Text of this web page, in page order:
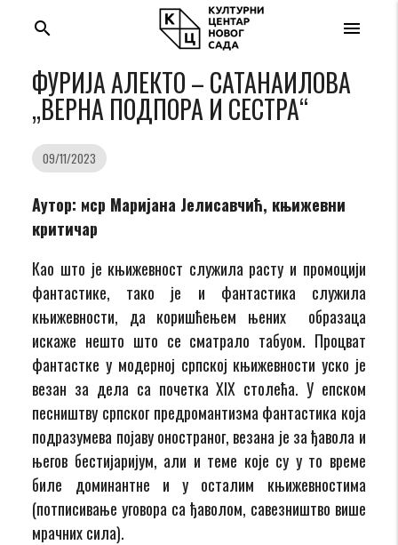
menu
search
ФУРИЈА АЛЕКТО – САТАНАИЛОВА
„ВЕРНА ПОДПОРА И СЕСТРА“
09/11/2023
Аутор: мср Маријана Јелисавчић, књижевни
критичар
Као што је књижевност служила расту и промоцији
фантастике, тако је и фантастика служила
књижевности, да коришћењем њених образаца
искаже нешто што се сматрало табуом. Процват
фантастке у модерној српској књижевности уско је
везан за дела са почетка XIX столећа. У епском
песништву српског предромантизма фантастика која
подразумева појаву оностраног, везана је за ђавола и
његов бестијаријум, али и теме које су у то време
биле доминантне и у осталим књижевностима
(потписивање уговора са ђаволом, савезништво више
мрачних сила).